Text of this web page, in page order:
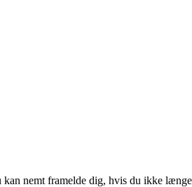
nemt framelde dig, hvis du ikke